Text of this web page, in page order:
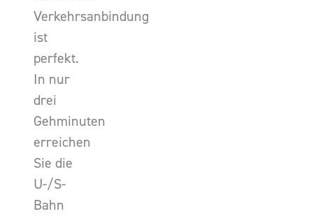
Verkehrsanbindung
ist
perfekt.
In nur
drei
Gehminuten
erreichen
Sie die
U-/S-
Bahn